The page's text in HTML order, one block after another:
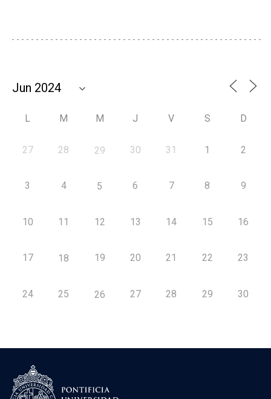
L M M J V S D
27 28 29 30 31 1 2
3 4 5 6 7 8 9
10 11 12 13 14 15 16
17 18 19 20 21 22 23
24 25 26 27 28 29 30